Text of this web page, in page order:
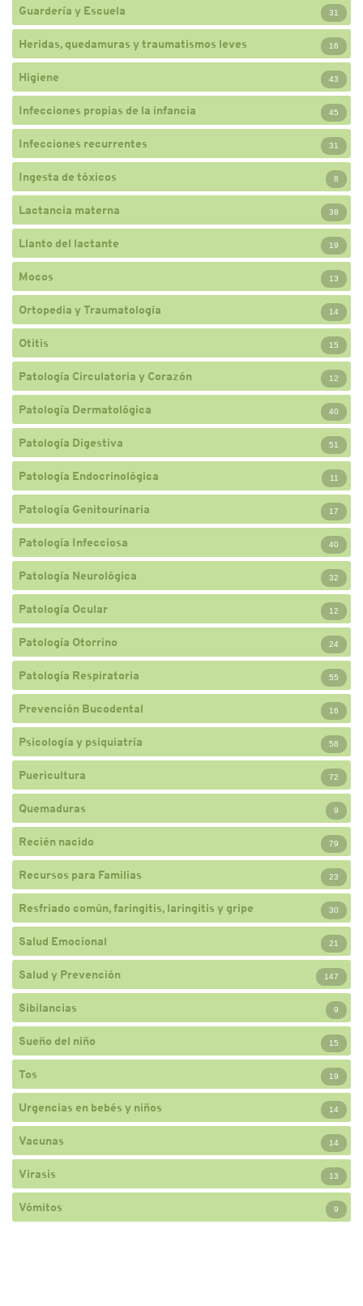
Guardería y Escuela 31
Heridas, quedamuras y traumatismos leves 16
Higiene 43
Infecciones propias de la infancia 45
Infecciones recurrentes 31
Ingesta de tóxicos 8
Lactancia materna 38
Llanto del lactante 19
Mocos 13
Ortopedia y Traumatología 14
Otitis 15
Patología Circulatoria y Corazón 12
Patología Dermatológica 40
Patología Digestiva 51
Patología Endocrinológica 11
Patología Genitourinaria 17
Patología Infecciosa 40
Patología Neurológica 32
Patología Ocular 12
Patología Otorrino 24
Patología Respiratoria 55
Prevención Bucodental 16
Psicología y psiquiatría 58
Puericultura 72
Quemaduras 9
Recién nacido 79
Recursos para Familias 23
Resfriado común, faringitis, laringitis y gripe 30
Salud Emocional 21
Salud y Prevención 147
Sibilancias 9
Sueño del niño 15
Tos 19
Urgencias en bebés y niños 14
Vacunas 14
Virasis 13
Vómitos 9